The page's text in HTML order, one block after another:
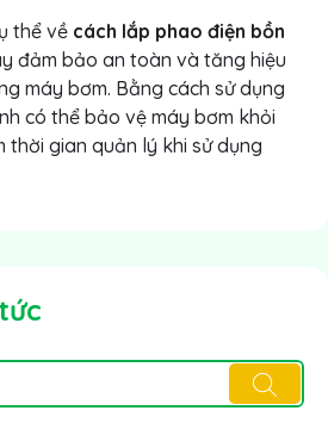
thể về cách lắp phao điện bồn
đảm bảo an toàn và tăng hiệu
máy bơm. Bằng cách sử dụng
có thể bảo vệ máy bơm khỏi
thời gian quản lý khi sử dụng